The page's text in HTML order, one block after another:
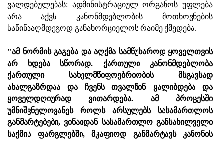
ვალდებულებას: ადმინისტრაციულ ორგანოს უფლება
არა აქვს კანონმდებლობის მოთხოვნების
საწინააღმდეგოდ განახორციელოს რაიმე ქმედება.
"ამ ნორმის გაგება და აღქმა სამწუხაროდ ყოველთვის
არ ხდება სწორად. ქართული კანონმდებლობა
ქართული სახელმწიფოებრიობის მსგავსად
ახალგაზრდაა და ჩვენს თვალწინ ყალიბდება და
ყოველდღიურად ვითარდება. ამ პროცესში
უმნიშვნელოვანეს როლს არსულებს სასამართლოს
განმარტებები, ვინაიდან სასამართლო განსახილველი
საქმის ფარგლებში, მკაფიოდ განმარტავს კანონის